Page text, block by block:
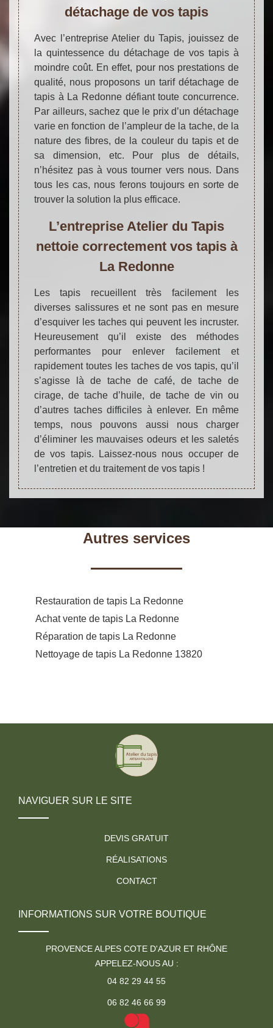
détachage de vos tapis
Avec l’entreprise Atelier du Tapis, jouissez de
la quintessence du détachage de vos tapis à
moindre coût. En effet, pour nos prestations de
qualité, nous proposons un tarif détachage de
tapis à La Redonne défiant toute concurrence.
Par ailleurs, sachez que le prix d’un détachage
varie en fonction de l’ampleur de la tache, de la
nature des fibres, de la couleur du tapis et de
sa dimension, etc. Pour plus de détails,
n’hésitez pas à vous tourner vers nous. Dans
tous les cas, nous ferons toujours en sorte de
trouver la solution la plus efficace.
L’entreprise Atelier du Tapis
nettoie correctement vos tapis à
La Redonne
Les tapis recueillent très facilement les
diverses salissures et ne sont pas en mesure
d’esquiver les taches qui peuvent les incruster.
Heureusement qu’il existe des méthodes
performantes pour enlever facilement et
rapidement toutes les taches de vos tapis, qu’il
s’agisse là de tache de café, de tache de
cirage, de tache d’huile, de tache de vin ou
d’autres taches difficiles à enlever. En même
temps, nous pouvons aussi nous charger
d’éliminer les mauvaises odeurs et les saletés
de vos tapis. Laissez-nous nous occuper de
l’entretien et du traitement de vos tapis !
Autres services
Restauration de tapis La Redonne
Achat vente de tapis La Redonne
Réparation de tapis La Redonne
Nettoyage de tapis La Redonne 13820
NAVIGUER SUR LE SITE
DEVIS GRATUIT
RÉALISATIONS
CONTACT
INFORMATIONS SUR VOTRE BOUTIQUE
PROVENCE ALPES COTE D'AZUR ET RHÔNE
APPELEZ-NOUS AU :
04 82 29 44 55
06 82 46 66 99